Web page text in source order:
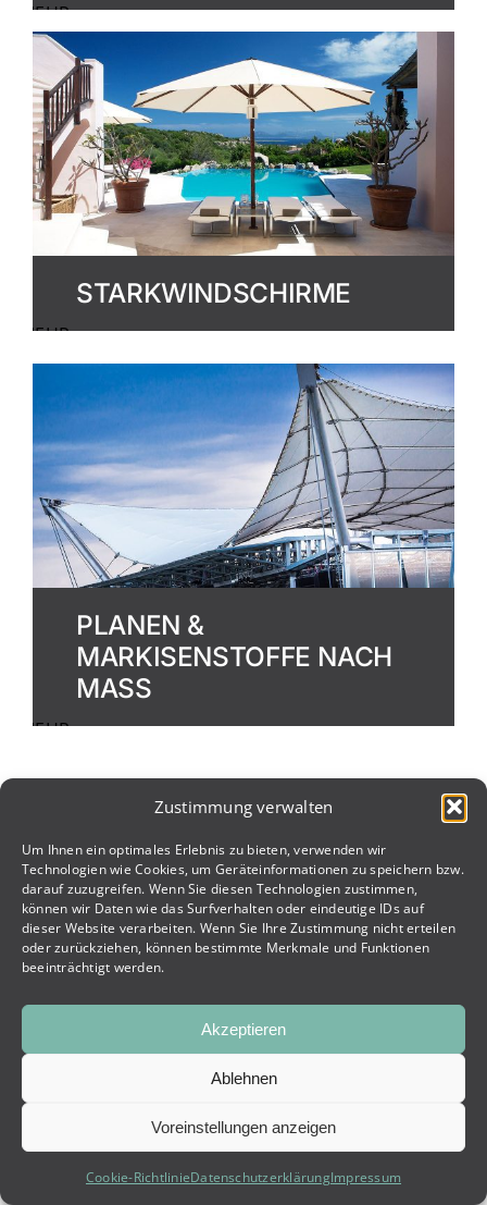
Zustimmung verwalten
Um Ihnen ein optimales Erlebnis zu bieten, verwenden wir
Technologien wie Cookies, um Geräteinformationen zu speichern bzw.
darauf zuzugreifen. Wenn Sie diesen Technologien zustimmen,
können wir Daten wie das Surfverhalten oder eindeutige IDs auf
dieser Website verarbeiten. Wenn Sie Ihre Zustimmung nicht erteilen
oder zurückziehen, können bestimmte Merkmale und Funktionen
beeinträchtigt werden.
Akzeptieren
Ablehnen
Voreinstellungen anzeigen
Cookie-RichtlinieDatenschutzerklärungImpressum
MEHR
ERFAHREN
STARKWINDSCHIRME
MEHR
PLANEN &
MARKISENSTOFFE NACH
MASS
MEHR
Kunden die uns vertrauen